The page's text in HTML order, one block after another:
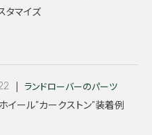
タマイズ
ランドローバーのパーツ
イール”カークストン”装着例